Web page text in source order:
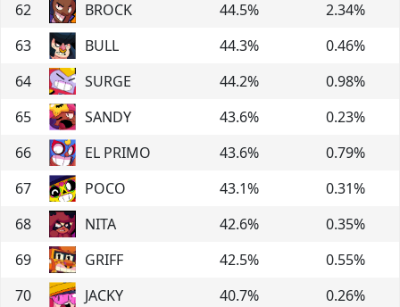
62
BROCK 44.5% 2.34%
63
BULL 44.3% 0.46%
64
SURGE 44.2% 0.98%
65
SANDY 43.6% 0.23%
66
EL PRIMO 43.6% 0.79%
67
POCO 43.1% 0.31%
68
NITA 42.6% 0.35%
69
GRIFF 42.5% 0.55%
70
JACKY 40.7% 0.26%